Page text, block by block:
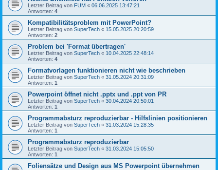
Letzter Beitrag von FUM « 06.06.2025 13:47:21
Antworten: 4
Kompatibilitätsproblem mit PowerPoint?
Letzter Beitrag von SuperTech « 15.05.2025 20:20:59
Antworten: 2
Problem bei 'Format übertragen'
Letzter Beitrag von SuperTech « 10.04.2025 22:48:14
Antworten: 4
Formatvorlagen funktionieren nicht wie beschrieben
Letzter Beitrag von SuperTech « 31.05.2024 20:31:09
Antworten: 1
Powerpoint öffnet nicht .pptx und .ppt von PR
Letzter Beitrag von SuperTech « 30.04.2024 20:50:01
Antworten: 1
Programmabsturz reproduzierbar - Hilfslinien positionieren
Letzter Beitrag von SuperTech « 31.03.2024 15:28:35
Antworten: 1
Programmabsturz reproduzierbar
Letzter Beitrag von SuperTech « 31.03.2024 15:05:50
Antworten: 1
Foliensätze und Design aus MS Powerpoint übernehmen